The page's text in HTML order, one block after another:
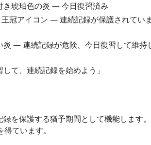
き琥珀色の炎 — 今日復習済み
王冠アイコン — 連続記録が保護されてい
炎 — 連続記録が危険、今日復習して維持
て、連続記録を始めよう」
を保護する猶予期間として機能します
ています。